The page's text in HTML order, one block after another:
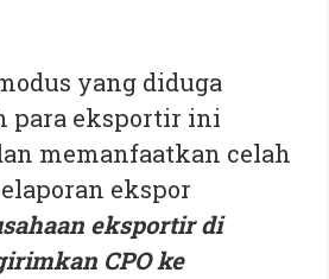
yang diduga
para eksportir ini
memanfaatkan celah
ekspor
eksportir di
CPO ke